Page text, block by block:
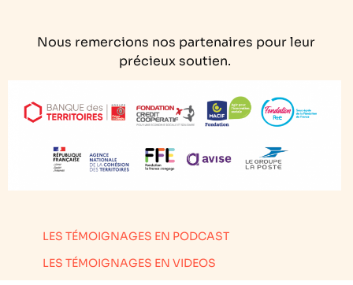
Nous remercions nos partenaires pour leur
précieux soutien.
LES TÉMOIGNAGES EN PODCAST
LES TÉMOIGNAGES EN VIDEOS